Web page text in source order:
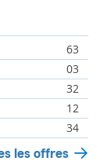
63
03
32
12
34
les offres